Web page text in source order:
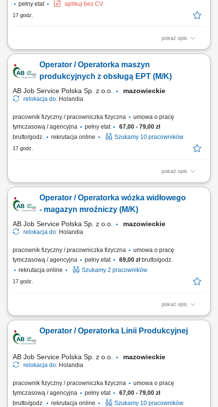
pełny etat
aplikuj bez CV
17 godz.
pokaż opis
Udział w produkcji prefabrykatów betonowych. Obsługa maszyn i
betonowaniem, zbrojeniem i przygotowaniem szalunków. Kontrola
jakości wykonywanych elementów. Przestrzeganie zasad
Operator / Operatorka maszyn
produkcyjnych z obsługą EPT (M/K)
AB Job Service Polska Sp. z o.o. mazowieckie
relokacja do: Holandia
pracownik fizyczny / pracowniczka fizyczna
umowa o pracę
tymczasową / agencyjna
pełny etat
67,00 - 79,00 zł
brutto/godz.
rekrutacja online Szukamy 10 pracowników
17 godz.
pokaż opis
Nowoczesna holenderska firma z branży spożywczej, specjalizująca się
świeże i mrożone wyroby drobiowe dla klientów B2B w całej Europie,
dostosowując produkty do indywidualnych zamówień. Zakres
Operator / Operatorka wózka widłowego
- magazyn mroźniczy (M/K)
AB Job Service Polska Sp. z o.o. mazowieckie
relokacja do: Holandia
pracownik fizyczny / pracowniczka fizyczna
umowa o pracę
tymczasową / agencyjna
pełny etat 69,00 złbrutto/godz.
rekrutacja online
Szukamy 2 pracowników
17 godz.
pokaż opis
Firma działająca w obszarze magazynowania i logistyki.
zamówień oraz dystrybucją produktów do klientów. Magazyn jest
przystosowany do sprawnej obsługi procesów logistycznych i zapewnia
Operator / Operatorka Linii Produkcyjnej
AB Job Service Polska Sp. z o.o. mazowieckie
relokacja do: Holandia
pracownik fizyczny / pracowniczka fizyczna
umowa o pracę
tymczasową / agencyjna
pełny etat
67,00 - 79,00 zł
brutto/godz.
rekrutacja online Szukamy 10 pracowników